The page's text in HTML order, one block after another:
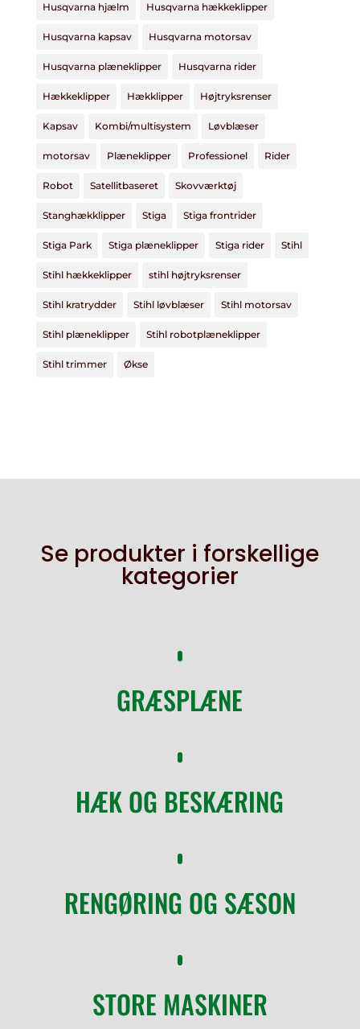
Husqvarna hjælm Husqvarna hækkeklipper
Husqvarna kapsav Husqvarna motorsav
Husqvarna plæneklipper Husqvarna rider
Hækkeklipper Hækklipper Højtryksrenser
Kapsav Kombi/multisystem Løvblæser
motorsav Plæneklipper Professionel Rider
Robot Satellitbaseret Skovværktøj
Stanghækklipper Stiga Stiga frontrider
Stiga Park Stiga plæneklipper Stiga rider Stihl
Stihl hækkeklipper stihl højtryksrenser
Stihl kratrydder Stihl løvblæser Stihl motorsav
Stihl plæneklipper Stihl robotplæneklipper
Stihl trimmer Økse
Se produkter i forskellige
kategorier
GRÆSPLÆNE
HÆK OG BESKÆRING
RENGØRING OG SÆSON
STORE MASKINER